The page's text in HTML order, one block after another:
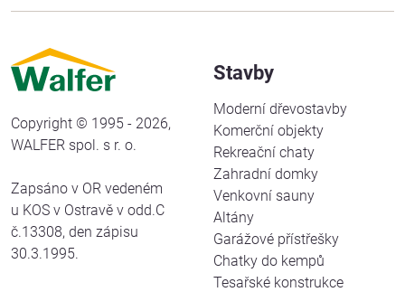
Copyright © 1995 - 2026,
WALFER spol. s r. o.
Zapsáno v OR vedeném
u KOS v Ostravě v odd.C
č.13308, den zápisu
30.3.1995.
Stavby
Moderní dřevostavby
Komerční objekty
Rekreační chaty
Zahradní domky
Venkovní sauny
Altány
Garážové přístřešky
Chatky do kempů
Tesařské konstrukce